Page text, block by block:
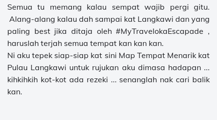
Semua tu memang kalau sempat wajib pergi gitu.
Alang-alang kalau dah sampai kat Langkawi dan yang
paling best jika ditaja oleh #MyTravelokaEscapade ,
haruslah terjah semua tempat kan kan kan.
Ni aku tepek siap-siap kat sini Map Tempat Menarik kat
Pulau Langkawi untuk rujukan aku dimasa hadapan ...
kihkihkih kot-kot ada rezeki ... senanglah nak cari balik
kan.